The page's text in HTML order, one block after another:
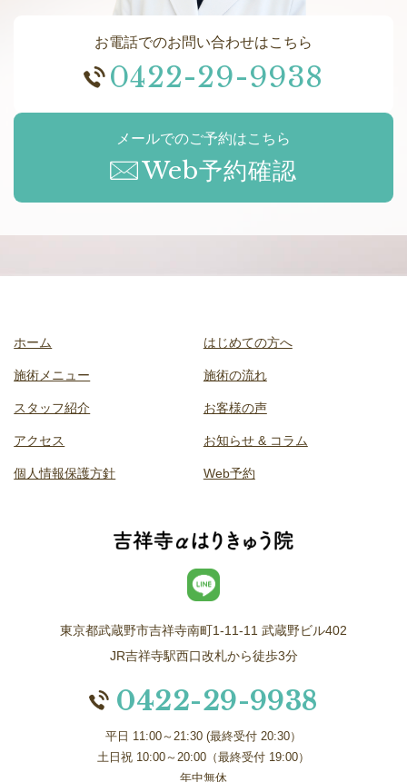
お電話でのお問い合わせはこちら
0422-29-9938
メールでのご予約はこちら
Web予約確認
東京都武蔵野市吉祥寺南町1-11-11 武蔵野ビル402
JR吉祥寺駅西口改札から徒歩3分
0422-29-9938
平日 11:00～21:30 (最終受付 20:30）
土日祝 10:00～20:00（最終受付 19:00）
年中無休
ホーム はじめての方へ
施術メニュー 施術の流れ
スタッフ紹介 お客様の声
アクセス お知らせ & コラム
個人情報保護方針 Web予約